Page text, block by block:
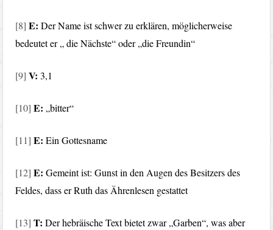
[8] E:Der Name ist schwer zu erklären, möglicherweise
bedeutet er „ die Nächste“ oder „die Freundin“
[9] V:3,1
[10] E: „bitter“
[11] E:Ein Gottesname
[12] E:Gemeint ist: Gunst in den Augen des Besitzers des
Feldes, dass er Ruth das Ährenlesen gestattet
[13] T: Der hebräische Text bietet zwar „Garben“, was aber